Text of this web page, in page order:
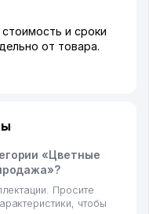
стоимость и сроки
от товара.
«Цветные
Просите
чтобы